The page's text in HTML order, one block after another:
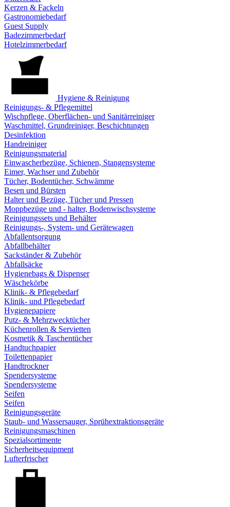
Kerzen & Fackeln
Gastronomiebedarf
Guest Supply
Badezimmerbedarf
Hotelzimmerbedarf
Hygiene & Reinigung
Reinigungs- & Pflegemittel
Wischpflege, Oberflächen- und Sanitärreiniger
Waschmittel, Grundreiniger, Beschichtungen
Desinfektion
Handreiniger
Reinigungsmaterial
Einwascherbezüge, Schienen, Stangensysteme
Eimer, Wachser und Zubehör
Tücher, Bodentücher, Schwämme
Besen und Bürsten
Halter und Bezüge, Tücher und Pressen
Moppbezüge und - halter, Bodenwischsysteme
Reinigungssets und Behälter
Reinigungs-, System- und Gerätewagen
Abfallentsorgung
Abfallbehälter
Sackständer & Zubehör
Abfallsäcke
Hygienebags & Dispenser
Wäschekörbe
Klinik- & Pflegebedarf
Klinik- und Pflegebedarf
Hygienepapiere
Putz- & Mehrzwecktücher
Küchenrollen & Servietten
Kosmetik & Taschentücher
Handtuchpapier
Toilettenpapier
Handtrockner
Spendersysteme
Spendersysteme
Seifen
Seifen
Reinigungsgeräte
Staub- und Wassersauger, Sprühextraktionsgeräte
Reinigungsmaschinen
Spezialsortimente
Sicherheitsequipment
Lufterfrischer